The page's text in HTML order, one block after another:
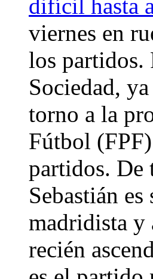
difícil hasta
viernes en
los partidos.
Sociedad,
torno a la
Fútbol
partidos. De
Sebastián
madridista y
recién